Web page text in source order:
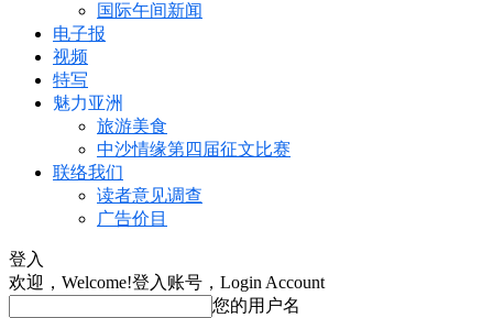
国际午间新闻
电子报
视频
特写
魅力亚洲
旅游美食
中沙情缘第四届征文比赛
联络我们
读者意见调查
广告价目
登入
欢迎，Welcome!登入账号，Login Account
您的用户名